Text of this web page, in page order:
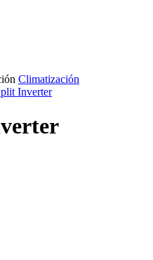
Climatización
Inverter